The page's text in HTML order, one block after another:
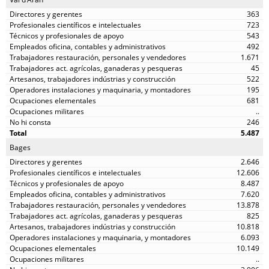
363
723
543
492
1.671
45
522
195
681
..
246
5.487
Bages
2.646
12.606
8.487
7.620
13.878
825
10.818
6.093
10.149
..